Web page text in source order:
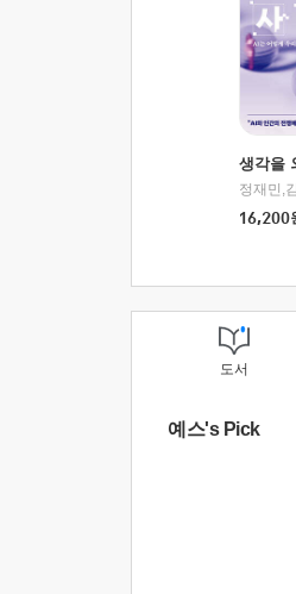
생각을
정재민,
16,200
도서
예스's Pick